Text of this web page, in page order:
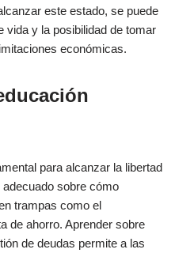
este estado, se puede
vida y la posibilidad de tomar
económicas.
para alcanzar la libertad
sobre cómo
trampas como el
de ahorro. Aprender sobre
de deudas permite a las